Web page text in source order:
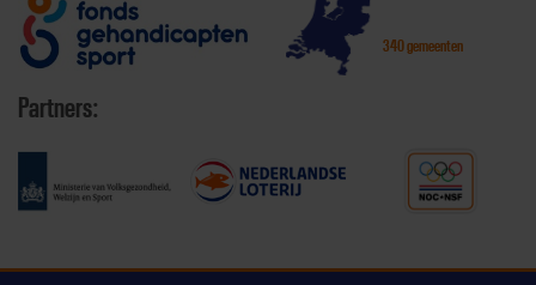
340 gemeenten
Partners: